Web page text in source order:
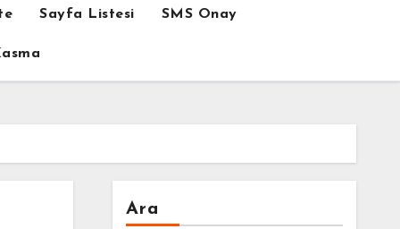
Sayfa Listesi SMS Onay
Ara